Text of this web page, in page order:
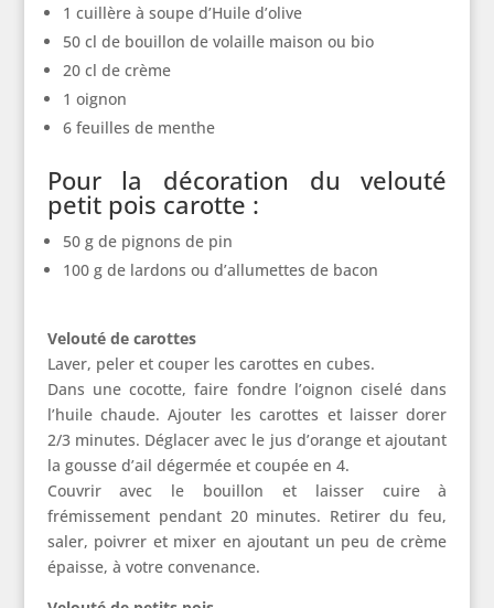
1 cuillère à soupe d’Huile d’olive
50 cl de bouillon de volaille maison ou bio
20 cl de crème
1 oignon
6 feuilles de menthe
Pour la décoration du velouté
petit pois carotte :
50 g de pignons de pin
100 g de lardons ou d’allumettes de bacon
Velouté de carottes
Laver, peler et couper les carottes en cubes.
Dans une cocotte, faire fondre l’oignon ciselé dans
l’huile chaude. Ajouter les carottes et laisser dorer
2/3 minutes. Déglacer avec le jus d’orange et ajoutant
la gousse d’ail dégermée et coupée en 4.
Couvrir avec le bouillon et laisser cuire à
frémissement pendant 20 minutes. Retirer du feu,
saler, poivrer et mixer en ajoutant un peu de crème
épaisse, à votre convenance.